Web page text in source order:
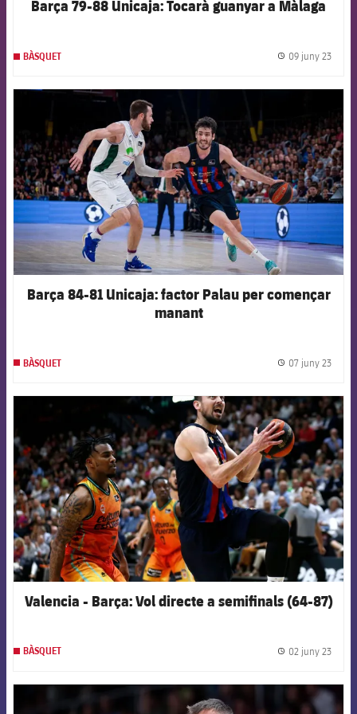
Barça 79-88 Unicaja: Tocarà guanyar a Màlaga
BÀSQUET 09 juny 23
Barça 84-81 Unicaja: factor Palau per començar
manant
BÀSQUET 07 juny 23
FCB Barcelona badge
Valencia - Barça: Vol directe a semifinals (64-87)
BÀSQUET 02 juny 23
FCB Barcelona badge